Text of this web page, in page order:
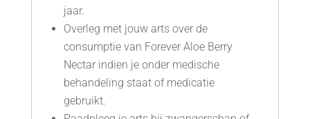
jaar.
Overleg met jouw arts over de
consumptie van Forever Aloe Berry
Nectar indien je onder medische
behandeling staat of medicatie
gebruikt.